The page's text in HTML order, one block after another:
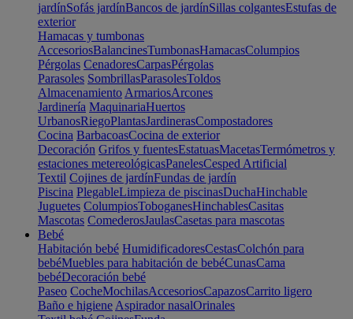
jardínSofás jardínBancos de jardínSillas colgantesEstufas de
exterior
Hamacas y tumbonas
AccesoriosBalancinesTumbonasHamacasColumpios
Pérgolas CenadoresCarpasPérgolas
Parasoles SombrillasParasolesToldos
Almacenamiento ArmariosArcones
Jardinería MaquinariaHuertos
UrbanosRiegoPlantasJardinerasCompostadores
Cocina BarbacoasCocina de exterior
Decoración Grifos y fuentesEstatuasMacetasTermómetros y
estaciones metereológicasPanelesCesped Artificial
Textil Cojines de jardínFundas de jardín
Piscina PlegableLimpieza de piscinasDuchaHinchable
Juguetes ColumpiosToboganesHinchablesCasitas
Mascotas ComederosJaulasCasetas para mascotas
Bebé
Habitación bebé HumidificadoresCestasColchón para
bebéMuebles para habitación de bebéCunasCama
bebéDecoración bebé
Paseo CocheMochilasAccesoriosCapazosCarrito ligero
Baño e higiene Aspirador nasalOrinales